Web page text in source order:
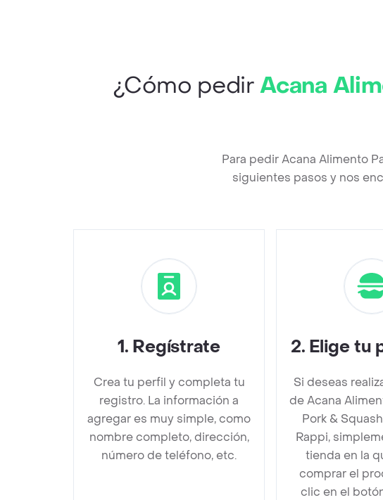
¿Cómo pedirAcana
Para pedir Acana Alimento
siguientes pasos y nos
1. Regístrate
Crea tu perfil y completa tu
registro. La información a
agregar es muy simple, como
nombre completo, dirección,
número de teléfono, etc.
2. Elige tu
Si deseas
de Acana
Pork &
Rappi,
tienda en la
comprar el
clic en el